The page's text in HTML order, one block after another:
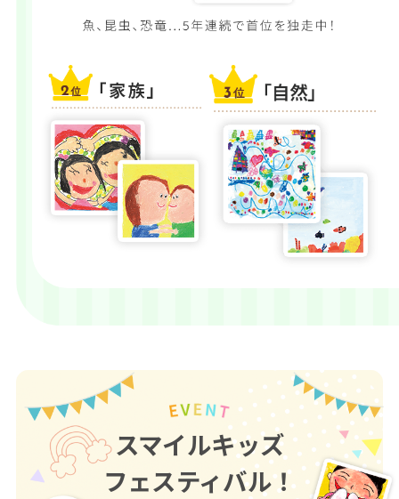
スマイルキッズ
フェスティバル！